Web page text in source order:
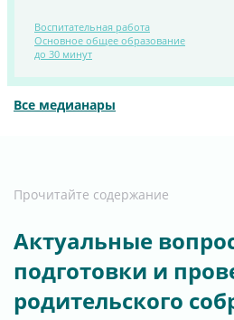
Воспитательная работа
Основное общее образование
до 30 минут
Все медианары
Прочитайте содержание
Актуальные
подготовки и
родительского